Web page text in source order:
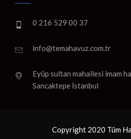
0 216 529 00 37
info@temahavuz.com.tr
Eyüp sultan mahallesi imam
Sancaktepe İstanbul
Copyright 2020 Tüm